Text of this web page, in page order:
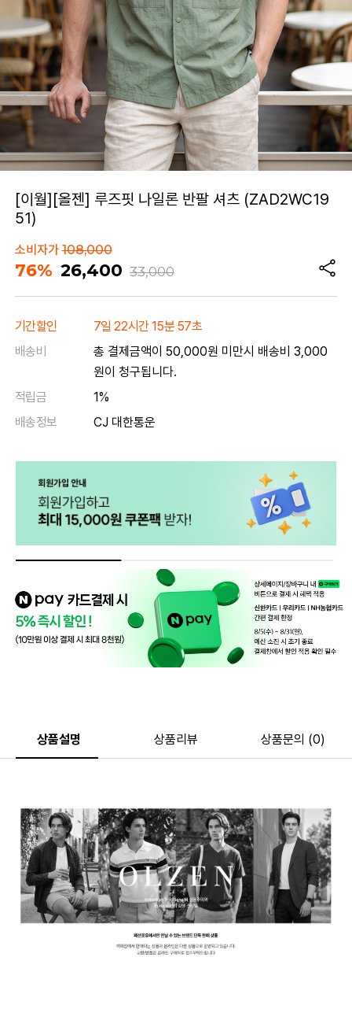
[이월][올젠] 루즈핏 나일론 반팔 셔츠 (ZAD2WC19
51)
소비자가108,000
76% 26,400 33,000
기간할인
7일 22시간 15분 57초
배송비
총 결제금액이 50,000원 미만시 배송비 3,000
원이 청구됩니다.
적립금
1%
배송정보
CJ 대한통운
상품설명 상품리뷰 상품문의 (0)